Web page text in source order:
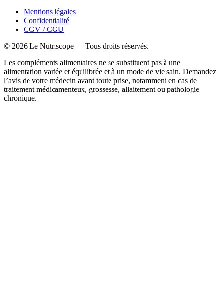
Mentions légales
Confidentialité
CGV / CGU
© 2026 Le Nutriscope — Tous droits réservés.
Les compléments alimentaires ne se substituent pas à une
alimentation variée et équilibrée et à un mode de vie sain. Demandez
l’avis de votre médecin avant toute prise, notamment en cas de
traitement médicamenteux, grossesse, allaitement ou pathologie
chronique.